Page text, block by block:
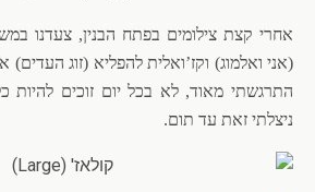
אחרי קצת צילומים בפתח הבנין, צעדנו
(אני ואלמוג) וקז’ואלית להפליא (זוג
התרגשתי מאוד, לא בכל יום זוכים להיות
ניצלתי זאת עד תום.